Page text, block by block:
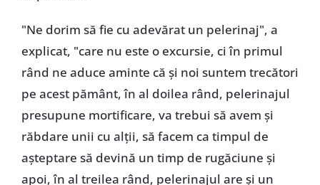
"Ne dorim să fie cu adevărat un pelerinaj", a
explicat, "care nu este o excursie, ci în primul
rând ne aduce aminte că și noi suntem trecători
pe acest pământ, în al doilea rând, pelerinajul
presupune mortificare, va trebui să avem și
răbdare unii cu alții, să facem ca timpul de
așteptare să devină un timp de rugăciune și
apoi, în al treilea rând, pelerinajul are și un